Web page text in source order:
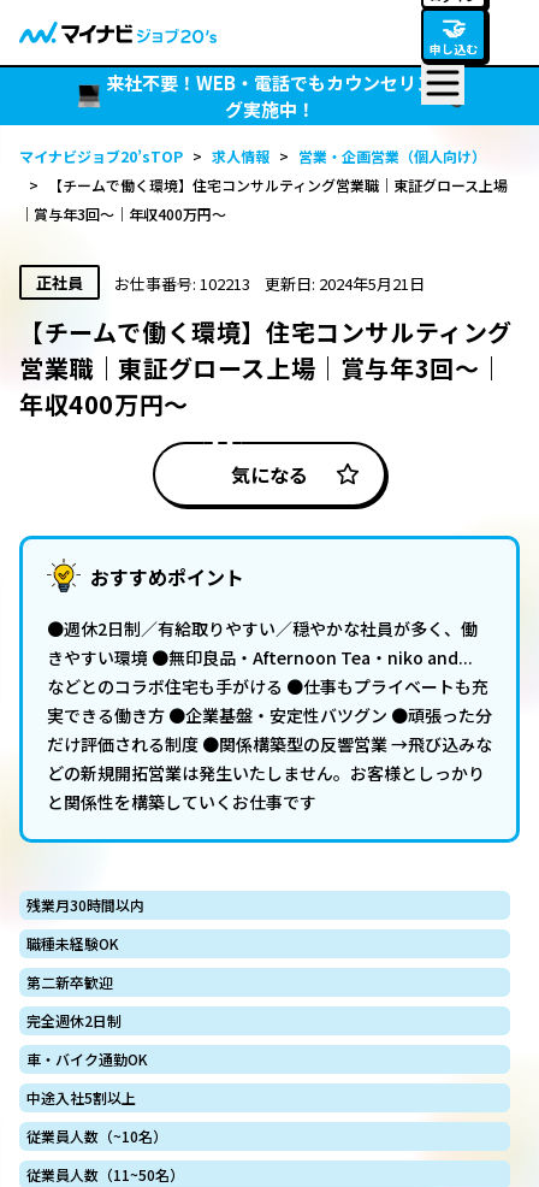
🤝
申し込む
来社不要！WEB・電話でもカウンセリン
グ実施中！
マイナビジョブ20’sTOP > 求人情報 > 営業・企画営業（個人向け）
>
【チームで働く環境】住宅コンサルティング営業職｜東証グロース上場
｜賞与年3回～｜年収400万円～
正社員 お仕事番号: 102213 更新日: 2024年5月21日
【チームで働く環境】住宅コンサルティング
営業職｜東証グロース上場｜賞与年3回～｜
年収400万円～
気になる
おすすめポイント
●週休2日制／有給取りやすい／穏やかな社員が多く、働
きやすい環境 ●無印良品・Afternoon Tea・niko and...
などとのコラボ住宅も手がける ●仕事もプライベートも充
実できる働き方 ●企業基盤・安定性バツグン ●頑張った分
だけ評価される制度 ●関係構築型の反響営業 →飛び込みな
どの新規開拓営業は発生いたしません。お客様としっかり
と関係性を構築していくお仕事です
残業月30時間以内
職種未経験OK
第二新卒歓迎
完全週休2日制
車・バイク通勤OK
中途入社5割以上
従業員人数（~10名）
従業員人数（11~50名）